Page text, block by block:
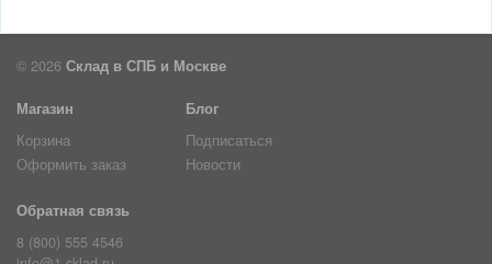
© 2026 Склад в СПБ и Москве
Магазин
Корзина
Оформить заказ
Блог
Подписаться
Новости
Обратная связь
8 (800) 555 4546